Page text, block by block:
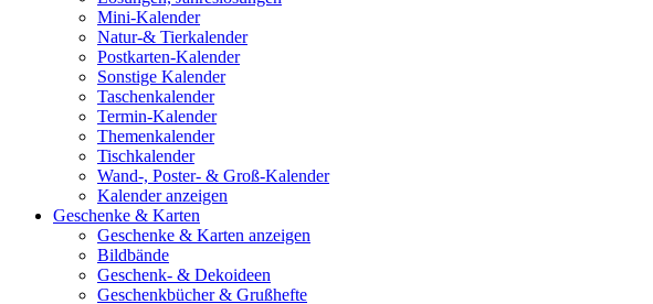
Mini-Kalender
Natur-& Tierkalender
Postkarten-Kalender
Sonstige Kalender
Taschenkalender
Termin-Kalender
Themenkalender
Tischkalender
Wand-, Poster- & Groß-Kalender
Kalender anzeigen
Geschenke & Karten
Geschenke & Karten anzeigen
Bildbände
Geschenk- & Dekoideen
Geschenkbücher & Grußhefte